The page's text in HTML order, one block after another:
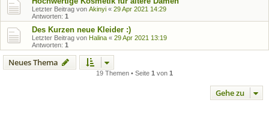
Letzter Beitrag von Akinyi « 29 Apr 2021 14:29
Antworten: 1
Des Kurzen neue Kleider :)
Letzter Beitrag von Halina « 29 Apr 2021 13:19
Antworten: 1
Neues Thema
19 Themen • Seite 1 von 1
Gehe zu